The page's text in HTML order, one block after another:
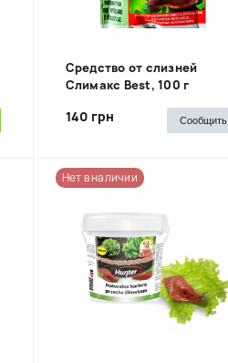
Средство от слизней
Слимакс Best, 100 г
140 грн Сообщить
Нет в наличии